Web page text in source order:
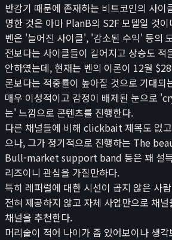
뉴스/콘텐츠
📰
뉴스
경제 캘린더
비트코인 보유단체
인플루언서
레퍼럴 수익 계산기
시가총액
₿
크립토
나스닥
코스피
귀금속 포함 시가총액
앱
반감기 때문에 존재하는 비트코인의 사이
명한 것은 아마 PlanB의 S2F 모델일 것이
벤은 '늘어진 사이클', '감소된 수익' 등의
전보다는 사이클들이 길어지고 상승도 적
안하였는데, 현재는 벤의 이론이 12월
론보다는 적중률이 높아질 것으로 기대되
매우 이성적이고 감정이 배제된 눈으로
는' 느낌으로 콘텐츠를 진행한다.
다른 채널들에 비해 clickbait 제목도 없
으나, 그가 정기적으로 진행하는 The
Bull-market support band 등은 꽤 설득
리즈이니 관심을 가질만하다.
특히 레퍼럴에 대한 시선이 곱지 않은 사
전혀 제공하지 않고 자체 사업만으로 채
채널을 추천한다.
머리숱이 적어 나이가 좀 있어보이나 생